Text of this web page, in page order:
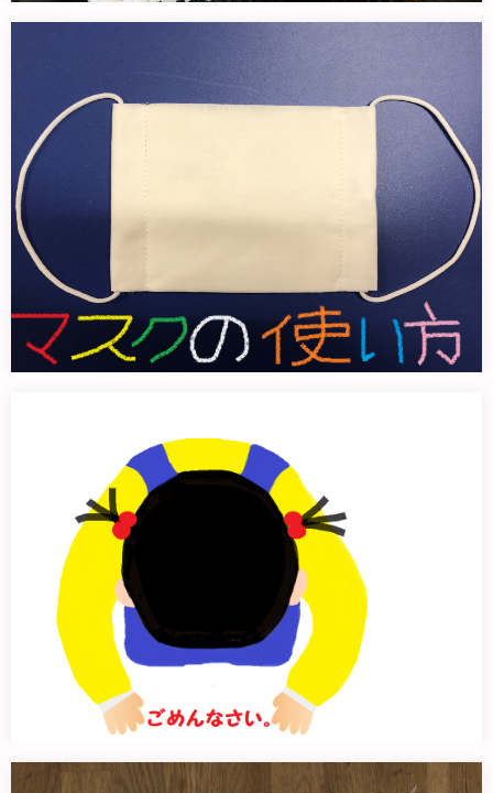
茨城県のコロナ危険レベルが2にな…
県南労働者福祉協議会の会長友信さ…
遅くなりました。